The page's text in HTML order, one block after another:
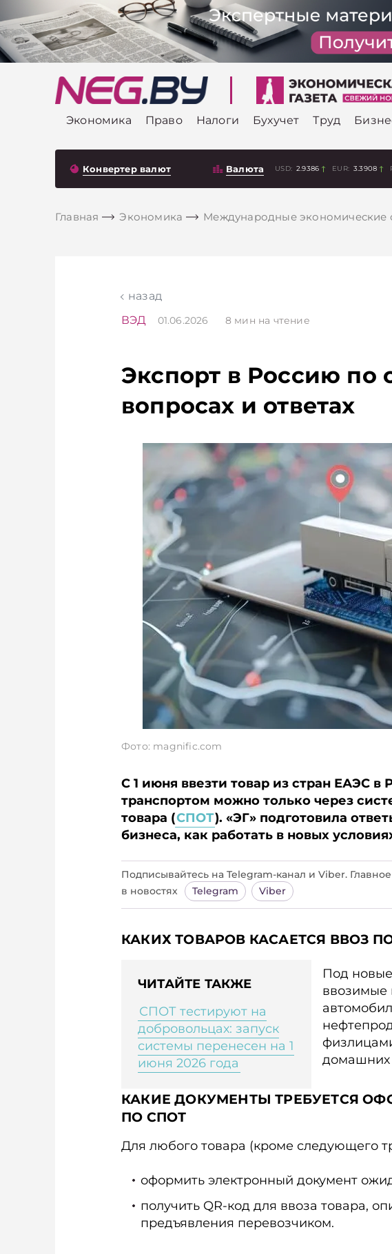
Экономика Право Налоги Бухучет Труд
Конвертер валют Валюта USD: 2.9386 EUR: 3.3908
Главная Экономика Международные экономические
назад
ВЭД
01.06.2026 8 мин на чтение
Экспорт в Россию по
вопросах и ответах
Фото: magnific.com
С 1 июня ввезти товар из стран ЕАЭС
транспортом можно только через
товара (СПОТ). «ЭГ» подготовила
бизнеса, как работать в новых
Подписывайтесь на Telegram‑канал и Viber.
в новостях
Telegram Viber
КАКИХ ТОВАРОВ КАСАЕТСЯ ВВОЗ
ЧИТАЙТЕ ТАКЖЕ
СПОТ тестируют на
добровольцах: запуск
системы перенесен на 1
июня 2026 года
Под
ввозимые
домашних
КАКИЕ ДОКУМЕНТЫ ТРЕБУЕТСЯ
ПО СПОТ
Для любого товара (кроме следующего
оформить электронный документ
получить QR-код для ввоза товара,
предъявления перевозчиком.